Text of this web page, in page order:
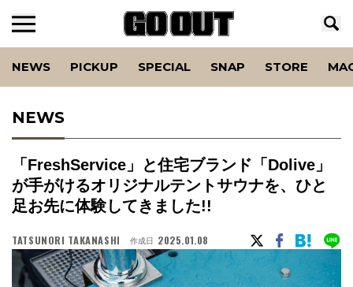
NEWS PICKUP SPECIAL SNAP STORE
NEWS
「FreshService」と住宅ブランド「Dolive」
が手がけるオリジナルテントサウナを、ひと
足お先に体験してきました!!
TATSUNORI TAKANASHI 作成日 2025.01.08